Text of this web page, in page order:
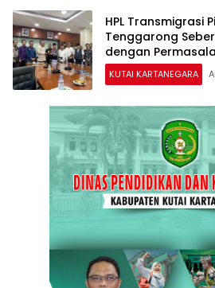
HPL Transmigrasi
Tenggarong
dengan
Kukar
KUTAI KARTANEGARA